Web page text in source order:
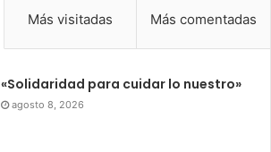
Más visitadas Más comentadas
«Solidaridad para cuidar lo nuestro»
agosto 8, 2026